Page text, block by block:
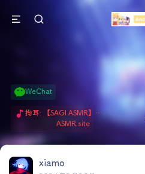
WeChat
掏耳: 【SAGI ASMR】今天就由阿米娅给博士掏耳吧「耳勺x鹅毛棒x吹气」 Hi-Res无损助眠 + 单刷: ASMR 精选4.0｜ 陪伴天花板 ✦扶扶の温柔哄睡 ✦ 顶级道具和语气词的交融 ✦ 扶桑大红花、
ASMR.site
xiamo